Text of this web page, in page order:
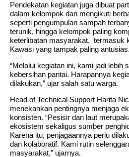
Pendekatan kegiatan juga dibuat
dalam kelompok dan mengikuti
seperti pengumpulan sampah
terunik, hingga kelompok paling
keterlibatan masyarakat, termasuk
Kawasi yang tampak paling antusias.
“Melalui kegiatan ini, kami jadi lebih
kebersihan pantai. Harapannya
dilakukan,” ujar salah satu warga.
Head of Technical Support Harita
menekankan pentingnya menjaga
konsisten. “Pesisir dan laut
ekosistem sekaligus sumber
Karena itu, penjagaannya perlu
dan kolaboratif. Kami rutin
masyarakat,” ujarnya.